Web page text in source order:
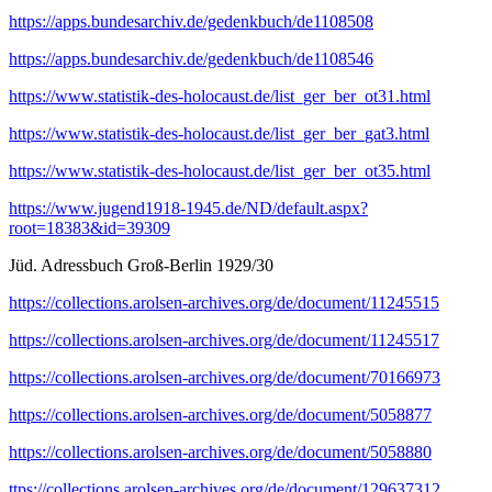
https://apps.bundesarchiv.de/gedenkbuch/de1108508
https://apps.bundesarchiv.de/gedenkbuch/de1108546
https://www.statistik-des-holocaust.de/list_ger_ber_ot31.html
https://www.statistik-des-holocaust.de/list_ger_ber_gat3.html
https://www.statistik-des-holocaust.de/list_ger_ber_ot35.html
https://www.jugend1918-1945.de/ND/default.aspx?
root=18383&id=39309
Jüd. Adressbuch Groß-Berlin 1929/30
https://collections.arolsen-archives.org/de/document/11245515
https://collections.arolsen-archives.org/de/document/11245517
https://collections.arolsen-archives.org/de/document/70166973
https://collections.arolsen-archives.org/de/document/5058877
https://collections.arolsen-archives.org/de/document/5058880